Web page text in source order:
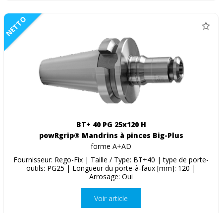
NETTO
BT+ 40 PG 25x120 H
powRgrip® Mandrins à pinces Big-Plus
forme A+AD
Fournisseur: Rego-Fix | Taille / Type: BT+40 | type de porte-
outils: PG25 | Longueur du porte-à-faux [mm]: 120 |
Arrosage: Oui
Voir article